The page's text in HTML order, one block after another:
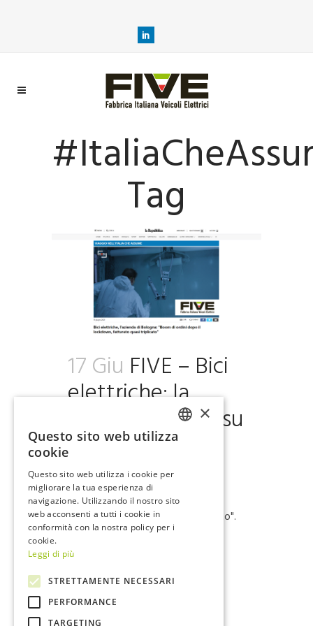
Tag
17 Giu FIVE – Bici
elettriche: la
video intervista su
RepTv
FIVE - Bici elettriche, l'azienda di
Bologna: "Boom di ordini dopo il
lockdown, fatturato quasi triplicato".
La video intervista su RepTv....
Read More
×
Questo sito web utilizza
cookie
Questo sito web utilizza i cookie per
migliorare la tua esperienza di
navigazione. Utilizzando il nostro sito
web acconsenti a tutti i cookie in
conformità con la nostra policy per i
cookie.
Leggi di più
STRETTAMENTE NECESSARI
PERFORMANCE
TARGETING